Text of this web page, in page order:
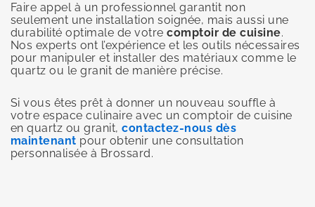
Faire appel à un professionnel garantit non
seulement une installation soignée, mais aussi une
durabilité optimale de votrecomptoir de cuisine.
Nos experts ont l’expérience et les outils nécessaires
pour manipuler et installer des matériaux comme le
quartz ou le granit de manière précise.
Si vous êtes prêt à donner un nouveau souffle à
votre espace culinaire avec un comptoir de cuisine
en quartz ou granit, contactez-nous dès
maintenant pour obtenir une consultation
personnalisée à Brossard.